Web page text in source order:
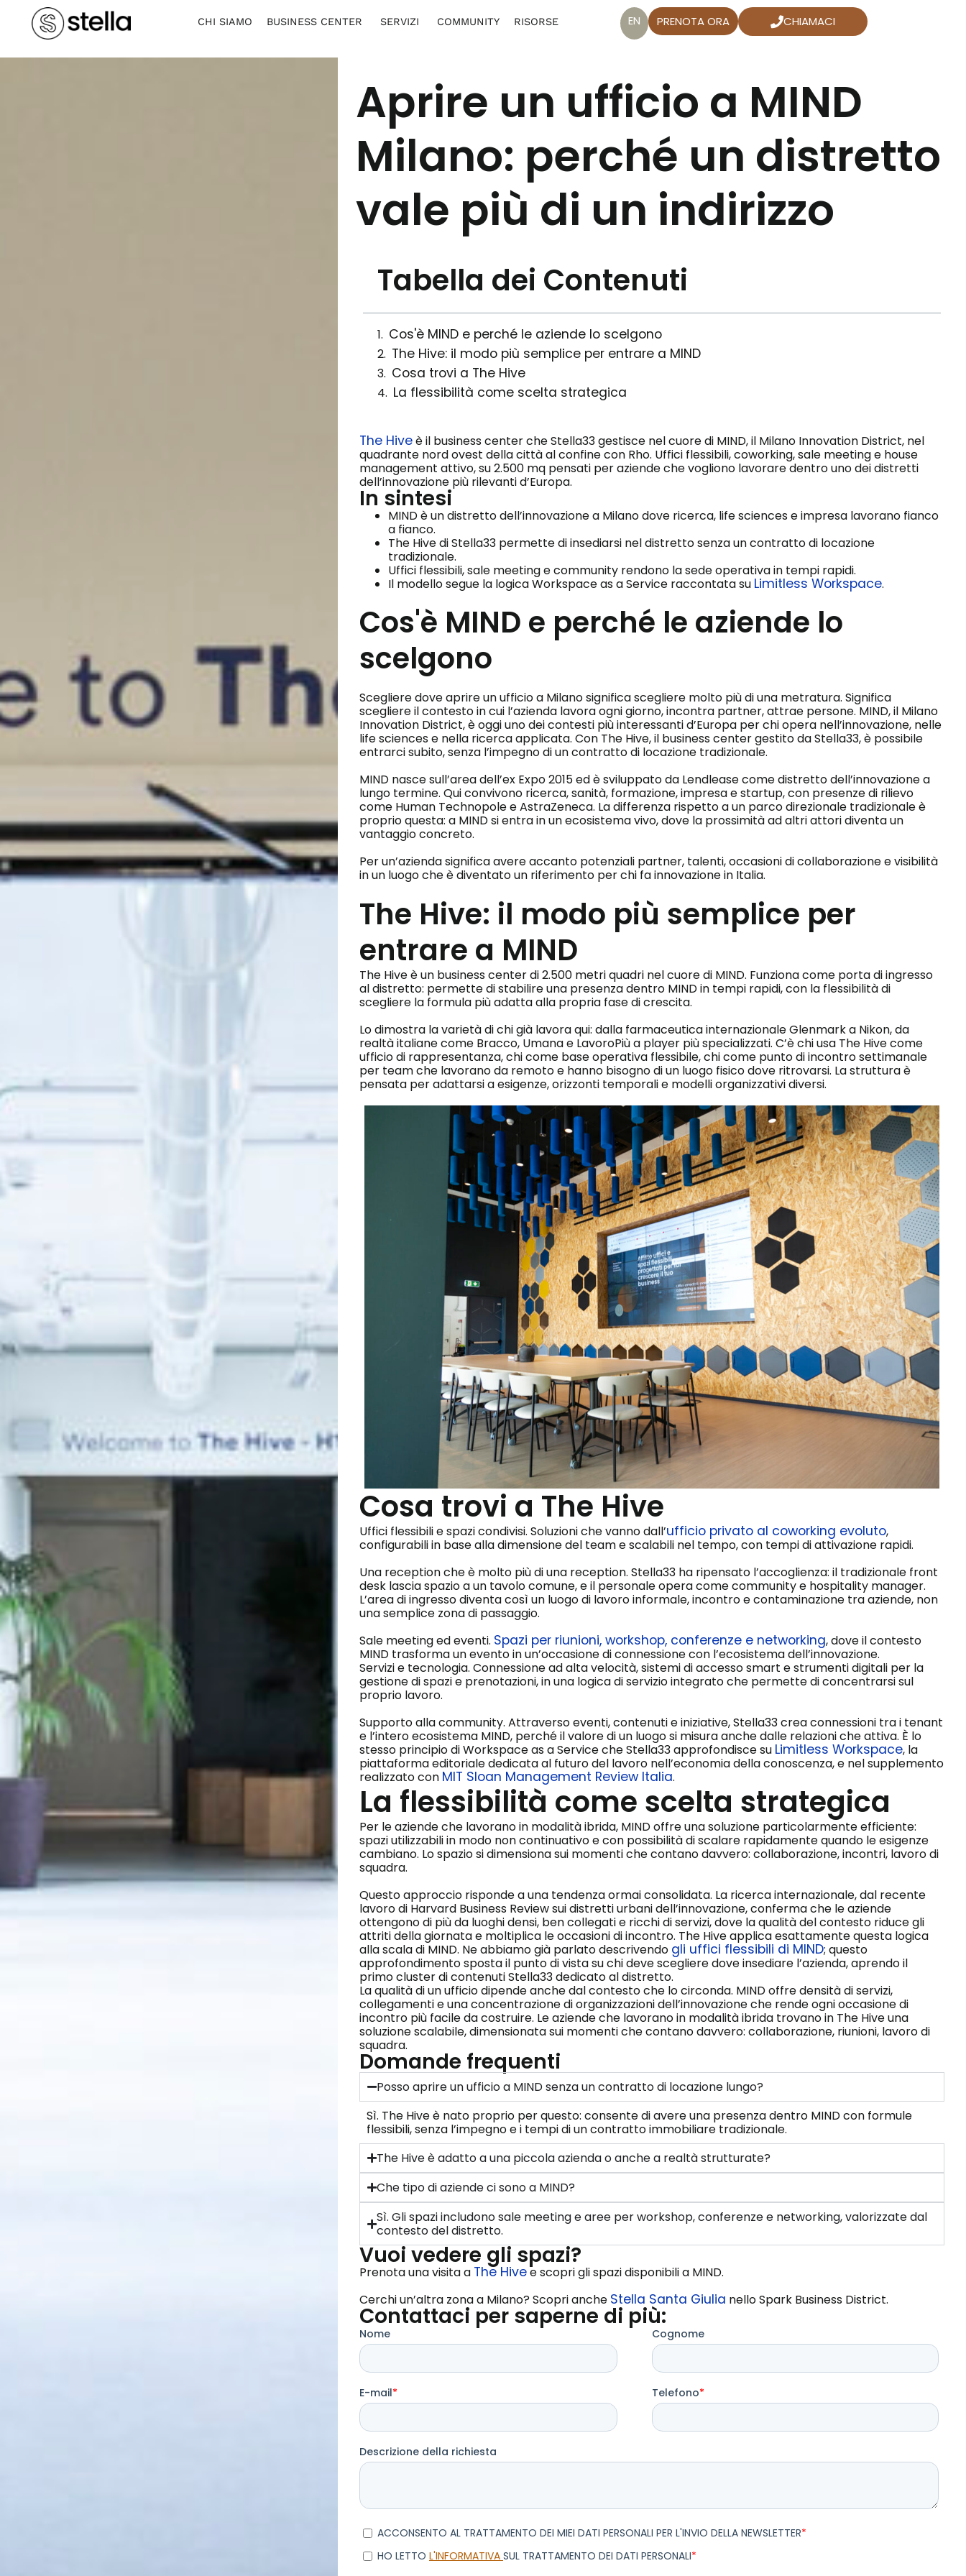
CHI SIAMO BUSINESS CENTER SERVIZI COMMUNITY RISORSE EN PRENOTA ORA CHIAMACI
Aprire un ufficio a MIND
Milano: perché un distretto
vale più di un indirizzo
Tabella dei Contenuti
Cos'è MIND e perché le aziende lo scelgono
The Hive: il modo più semplice per entrare a MIND
Cosa trovi a The Hive
La flessibilità come scelta strategica
The Hiveè il business center che Stella33 gestisce nel cuore di MIND, il Milano Innovation District, nel
quadrante nord ovest della città al confine con Rho. Uffici flessibili, coworking, sale meeting e house
management attivo, su 2.500 mq pensati per aziende che vogliono lavorare dentro uno dei distretti
dell’innovazione più rilevanti d’Europa.
In sintesi
MIND è un distretto dell’innovazione a Milano dove ricerca, life sciences e impresa lavorano fianco
a fianco.
The Hive di Stella33 permette di insediarsi nel distretto senza un contratto di locazione
tradizionale.
Uffici flessibili, sale meeting e community rendono la sede operativa in tempi rapidi.
Il modello segue la logica Workspace as a Service raccontata su Limitless Workspace.
Cos'è MIND e perché le aziende lo
scelgono
Scegliere dove aprire un ufficio a Milano significa scegliere molto più di una metratura. Significa
scegliere il contesto in cui l’azienda lavora ogni giorno, incontra partner, attrae persone. MIND, il Milano
Innovation District, è oggi uno dei contesti più interessanti d’Europa per chi opera nell’innovazione, nelle
life sciences e nella ricerca applicata. Con The Hive, il business center gestito da Stella33, è possibile
entrarci subito, senza l’impegno di un contratto di locazione tradizionale.
MIND nasce sull’area dell’ex Expo 2015 ed è sviluppato da Lendlease come distretto dell’innovazione a
lungo termine. Qui convivono ricerca, sanità, formazione, impresa e startup, con presenze di rilievo
come Human Technopole e AstraZeneca. La differenza rispetto a un parco direzionale tradizionale è
proprio questa: a MIND si entra in un ecosistema vivo, dove la prossimità ad altri attori diventa un
vantaggio concreto.
Per un’azienda significa avere accanto potenziali partner, talenti, occasioni di collaborazione e visibilità
in un luogo che è diventato un riferimento per chi fa innovazione in Italia.
The Hive: il modo più semplice per
entrare a MIND
The Hive è un business center di 2.500 metri quadri nel cuore di MIND. Funziona come porta di ingresso
al distretto: permette di stabilire una presenza dentro MIND in tempi rapidi, con la flessibilità di
scegliere la formula più adatta alla propria fase di crescita.
Lo dimostra la varietà di chi già lavora qui: dalla farmaceutica internazionale Glenmark a Nikon, da
realtà italiane come Bracco, Umana e LavoroPiù a player più specializzati. C’è chi usa The Hive come
ufficio di rappresentanza, chi come base operativa flessibile, chi come punto di incontro settimanale
per team che lavorano da remoto e hanno bisogno di un luogo fisico dove ritrovarsi. La struttura è
pensata per adattarsi a esigenze, orizzonti temporali e modelli organizzativi diversi.
Cosa trovi a The Hive
Uffici flessibili e spazi condivisi. Soluzioni che vanno dall’ufficio privato al coworking evoluto,
configurabili in base alla dimensione del team e scalabili nel tempo, con tempi di attivazione rapidi.
Una reception che è molto più di una reception. Stella33 ha ripensato l’accoglienza: il tradizionale front
desk lascia spazio a un tavolo comune, e il personale opera come community e hospitality manager.
L’area di ingresso diventa così un luogo di lavoro informale, incontro e contaminazione tra aziende, non
una semplice zona di passaggio.
Sale meeting ed eventi. Spazi per riunioni, workshop, conferenze e networking, dove il contesto
MIND trasforma un evento in un’occasione di connessione con l’ecosistema dell’innovazione.
Servizi e tecnologia. Connessione ad alta velocità, sistemi di accesso smart e strumenti digitali per la
gestione di spazi e prenotazioni, in una logica di servizio integrato che permette di concentrarsi sul
proprio lavoro.
Supporto alla community. Attraverso eventi, contenuti e iniziative, Stella33 crea connessioni tra i tenant
e l’intero ecosistema MIND, perché il valore di un luogo si misura anche dalle relazioni che attiva. È lo
stesso principio di Workspace as a Service che Stella33 approfondisce su Limitless Workspace, la
piattaforma editoriale dedicata al futuro del lavoro nell’economia della conoscenza, e nel supplemento
realizzato con MIT Sloan Management Review Italia.
La flessibilità come scelta strategica
Per le aziende che lavorano in modalità ibrida, MIND offre una soluzione particolarmente efficiente:
spazi utilizzabili in modo non continuativo e con possibilità di scalare rapidamente quando le esigenze
cambiano. Lo spazio si dimensiona sui momenti che contano davvero: collaborazione, incontri, lavoro di
squadra.
Questo approccio risponde a una tendenza ormai consolidata. La ricerca internazionale, dal recente
lavoro di Harvard Business Review sui distretti urbani dell’innovazione, conferma che le aziende
ottengono di più da luoghi densi, ben collegati e ricchi di servizi, dove la qualità del contesto riduce gli
attriti della giornata e moltiplica le occasioni di incontro. The Hive applica esattamente questa logica
alla scala di MIND. Ne abbiamo già parlato descrivendo gli uffici flessibili di MIND; questo
approfondimento sposta il punto di vista su chi deve scegliere dove insediare l’azienda, aprendo il
primo cluster di contenuti Stella33 dedicato al distretto.
La qualità di un ufficio dipende anche dal contesto che lo circonda. MIND offre densità di servizi,
collegamenti e una concentrazione di organizzazioni dell’innovazione che rende ogni occasione di
incontro più facile da costruire. Le aziende che lavorano in modalità ibrida trovano in The Hive una
soluzione scalabile, dimensionata sui momenti che contano davvero: collaborazione, riunioni, lavoro di
squadra.
Domande frequenti
Posso aprire un ufficio a MIND senza un contratto di locazione lungo?
Sì. The Hive è nato proprio per questo: consente di avere una presenza dentro MIND con formule
flessibili, senza l’impegno e i tempi di un contratto immobiliare tradizionale.
The Hive è adatto a una piccola azienda o anche a realtà strutturate?
Che tipo di aziende ci sono a MIND?
Sì. Gli spazi includono sale meeting e aree per workshop, conferenze e networking, valorizzate dal
contesto del distretto.
Vuoi vedere gli spazi?
Prenota una visita a The Hivee scopri gli spazi disponibili a MIND.
Cerchi un’altra zona a Milano? Scopri anche Stella Santa Giulia nello Spark Business District.
Contattaci per saperne di più: